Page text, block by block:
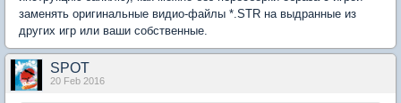
заменять оригинальные видио-файлы *.STR на выдранные из
других игр или ваши собственные.
SPOT
20 Feb 2016